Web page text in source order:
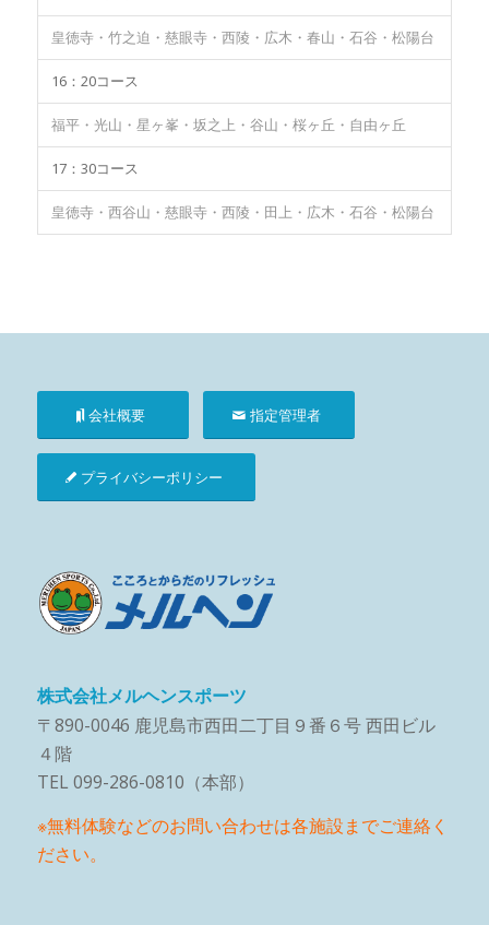
皇徳寺・竹之迫・慈眼寺・西陵・広木・春山・石谷・松陽台
16：20コース
福平・光山・星ヶ峯・坂之上・谷山・桜ヶ丘・自由ヶ丘
17：30コース
皇徳寺・西谷山・慈眼寺・西陵・田上・広木・石谷・松陽台
会社概要 指定管理者
プライバシーポリシー
株式会社メルヘンスポーツ
〒890-0046 鹿児島市西田二丁目９番６号 西田ビル
４階
TEL 099-286-0810（本部）
※無料体験などのお問い合わせは各施設までご連絡く
ださい。